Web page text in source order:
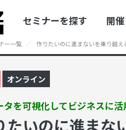
セミナーを探す 開
ー一覧 作りたいのに進まないを乗り越え
オンライン
タを可視化してビジネスに
たいのに進まな